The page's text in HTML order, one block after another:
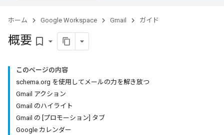
ホーム Google Workspace Gmail ガイド
概要 bookmark_border
このページの内容
schema.org を使用してメールの力を解き放つ
Gmail アクション
Gmail のハイライト
Gmail の [プロモーション] タブ
Google カレンダー